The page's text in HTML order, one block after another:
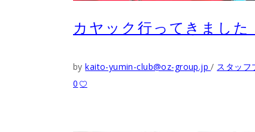
カヤック行ってきました
bykaito-yumin-club@oz-group.jp スタッフ
0